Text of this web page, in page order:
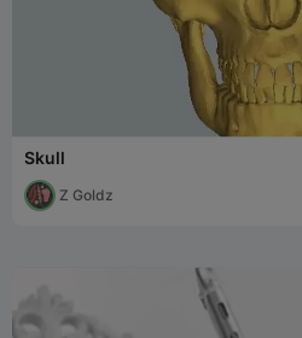
Skull
Z Goldz